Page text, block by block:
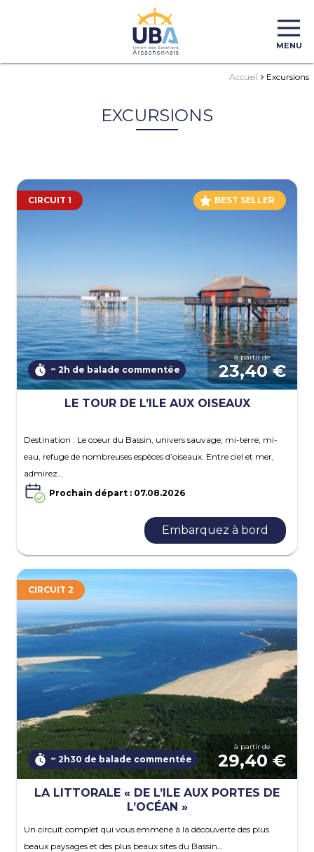
MENU
Accueil Excursions
EXCURSIONS
CIRCUIT 1 BEST SELLER
à partir de
23,40 €
~ 2h de balade commentée
LE TOUR DE L’ILE AUX OISEAUX
Destination : Le coeur du Bassin, univers sauvage, mi-terre, mi-
eau, refuge de nombreuses espèces d’oiseaux. Entre ciel et mer,
admirez…
Prochain départ : 07.08.2026
Embarquez à bord
CIRCUIT 2
à partir de
29,40 €
~ 2h30 de balade commentée
LA LITTORALE « DE L’ILE AUX PORTES DE
L’OCÉAN »
Un circuit complet qui vous emmène à la découverte des plus
beaux paysages et des plus beaux sites du Bassin…